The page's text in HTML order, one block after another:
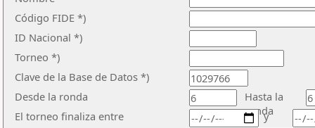
Código FIDE *)
ID Nacional *)
Torneo *)
Clave de la Base de Datos *)
Desde la ronda
Hasta la
ronda
El torneo finaliza entre
y